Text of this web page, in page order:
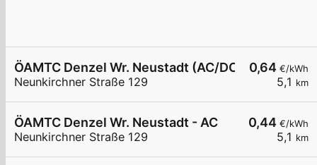
0,64 €/kWh
5,1 km
ÖAMTC Denzel Wr. Neustadt (AC/DC)
Neunkirchner Straße 129
0,44 €/kWh
5,1 km
ÖAMTC Denzel Wr. Neustadt - AC
Neunkirchner Straße 129